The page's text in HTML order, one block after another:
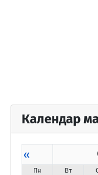
Календар
«
Пн Вт